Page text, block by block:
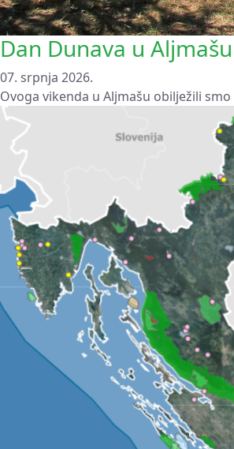
Dan Dunava u
07. srpnja 2026.
Ovoga vikenda u Aljmašu obilježili